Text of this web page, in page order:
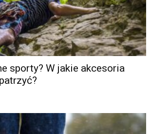
sporty? W jakie akcesoria